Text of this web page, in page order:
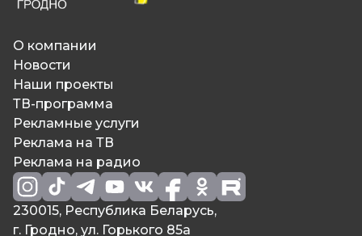
О компании
Новости
Наши проекты
ТВ-программа
Рекламные услуги
Реклама на ТВ
Реклама на радио
230015, Республика Беларусь,
г. Гродно, ул. Горького 85а